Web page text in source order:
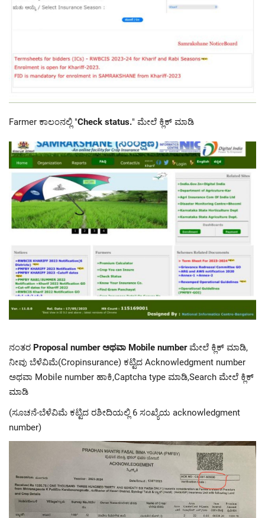
Farmer ಕಾಲಂನಲ್ಲಿ "Check status." ಮೇಲೆ ಕ್ಲಿಕ್ ಮಾಡಿ
ನಂತರ Proposal number ಅಥವಾ Mobile numberಮೇಲೆ ಕ್ಲಿಕ್ ಮಾಡಿ,
ನೀವು ಬೆಳೆವಿಮೆ(Cropinsurance) ಕಟ್ಟಿದ Acknowledgment number
ಅಥವಾ Mobile number ಹಾಕಿ,Captcha type ಮಾಡಿ,Search ಮೇಲೆ ಕ್ಲಿಕ್
ಮಾಡಿ
(ಸೂಚನೆ-ಬೆಳೆವಿಮೆ ಕಟ್ಟಿದ ರಶೀದಿಯಲ್ಲಿ 6 ಸಂಖ್ಯೆಯ acknowledgment
number)